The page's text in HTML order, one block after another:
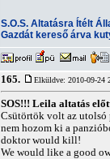
S.O.S. Altatásra Ítélt
Gazdát kereső árva
165. Elküldve: 2010-09-24
SOS!!! Leila altatás
Csütörtök volt az utolsó
nem hozom ki a
doktor would kill!
We would like a good